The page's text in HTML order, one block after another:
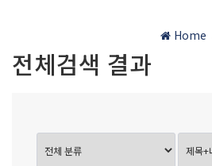
Home
전체검색 결과